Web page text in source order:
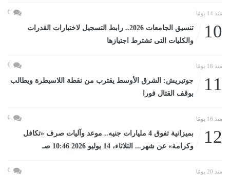
منذ 14 يومًا 0
10
تنسيق الجامعات 2026.. رابط التسجيل لاختبارات القدرات
والكليات التى تشترط اجتيازها
منذ 16 يومًا 0
11
جوتيريش: الشرق الأوسط يقترب من نقطة اللاسيطرة ويطالب
بوقف القتال فورا
منذ 16 يومًا 0
12
بميزانية تفوق 4 مليارات جنيه.. موعد وآليات صرف «تكافل
وكرامة» عن شهر... الثلاثاء، 14 يوليو 2026 10:46 صـ
منذ 20 يومًا 0